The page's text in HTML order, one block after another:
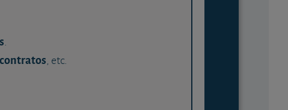
.
, etc.